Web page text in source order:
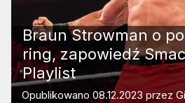
Braun Strowman o
ring, zapowiedź
Playlist
Opublikowano 08.12.2023przez